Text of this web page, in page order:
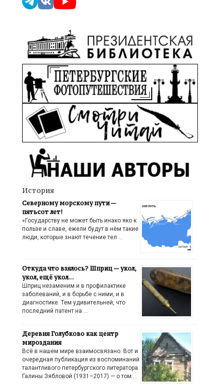
История
Северному морскому пути —
пятьсот лет!
«Государству не может быть инако яко к
пользе и славе, ежели будут в нём такие
люди, которые знают течение тел …
Откуда что взялось? Шприц — укол,
укол, ещё укол…
Шприц незаменим и в профилактике
заболеваний, и в борьбе с ними, и в
диагностике. Тем удивительней, что
последний патент на …
Деревня Голубково как центр
мироздания
Всё в нашем мире взаимосвязано. Вот и
очередная публикация из воспоминаний
талантливого петербургского литератора
Галины Зябловой (1931–2017) — о том …